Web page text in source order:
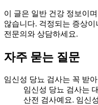
이 글은 일반 건강 정보이
않습니다. 걱정되는 증상
전문의와 상담하세요.
자주 묻는 질문
임신성 당뇨 검사는 꼭 받
임신성 당뇨 검사는
산전 검사예요. 임신